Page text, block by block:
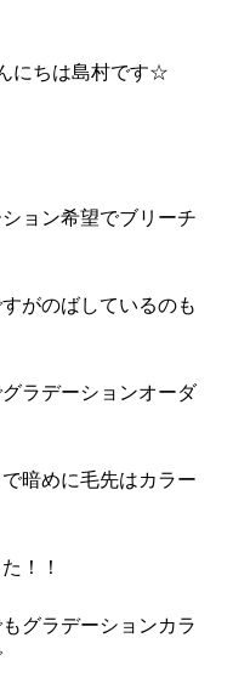
んにちは島村です☆
ョン希望でブリーチ
がのばしているのも
ラデーションオーダ
暗めに毛先はカラー
！！
グラデーションカラ